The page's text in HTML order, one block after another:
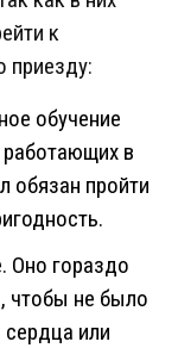
к
приезду:
обучение
работающих в
обязан пройти
Оно гораздо
чтобы не было
сердца или